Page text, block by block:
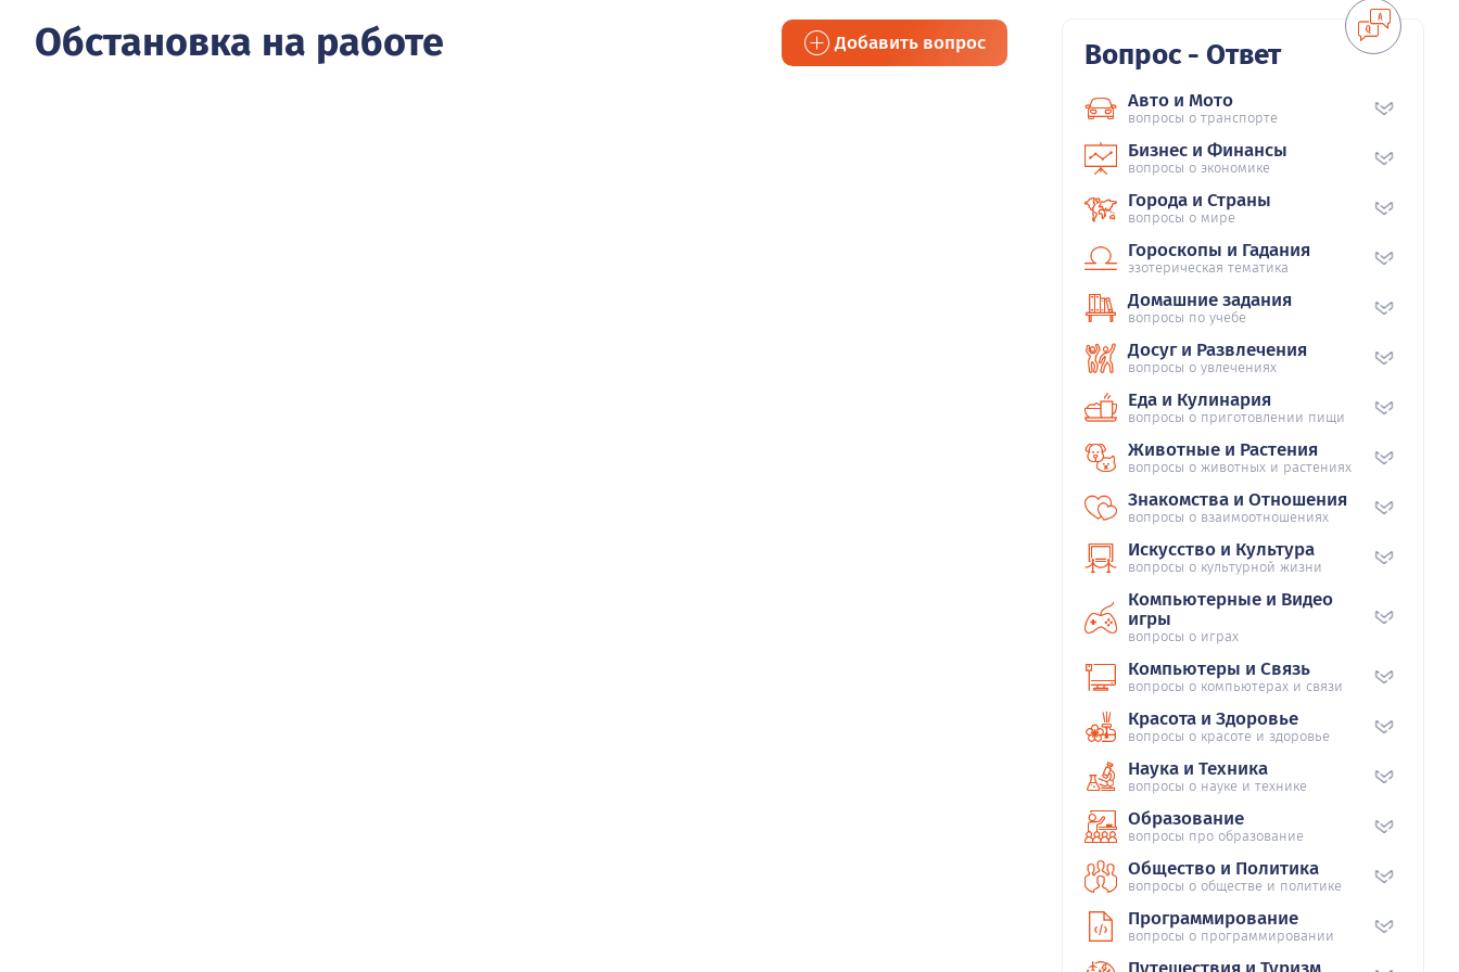
Обстановка на работе Добавить вопрос Вопрос - Ответ
Авто и Мото
вопросы о транспорте
Бизнес и Финансы
вопросы о экономике
Города и Страны
вопросы о мире
Гороскопы и Гадания
эзотерическая тематика
Домашние задания
вопросы по учебе
Досуг и Развлечения
вопросы о увлечениях
Еда и Кулинария
вопросы о приготовлении пищи
Животные и Растения
вопросы о животных и растениях
Знакомства и Отношения
вопросы о взаимоотношениях
Искусство и Культура
вопросы о культурной жизни
Компьютерные и Видео
игры
вопросы о играх
Компьютеры и Связь
вопросы о компьютерах и связи
Красота и Здоровье
вопросы о красоте и здоровье
Наука и Техника
вопросы о науке и технике
Образование
вопросы про образование
Общество и Политика
вопросы о обществе и политике
Программирование
вопросы о программировании